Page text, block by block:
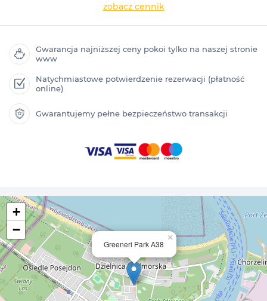
zobacz cennik
Gwarancja najniższej ceny pokoi tylko na naszej stronie
www
Natychmiastowe potwierdzenie rezerwacji (płatność
online)
Gwarantujemy pełne bezpieczeństwo transakcji
Greeneri Park A38
×
+
−